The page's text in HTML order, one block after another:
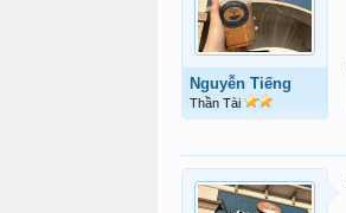
Nguyễn Tiếng
Thần Tài